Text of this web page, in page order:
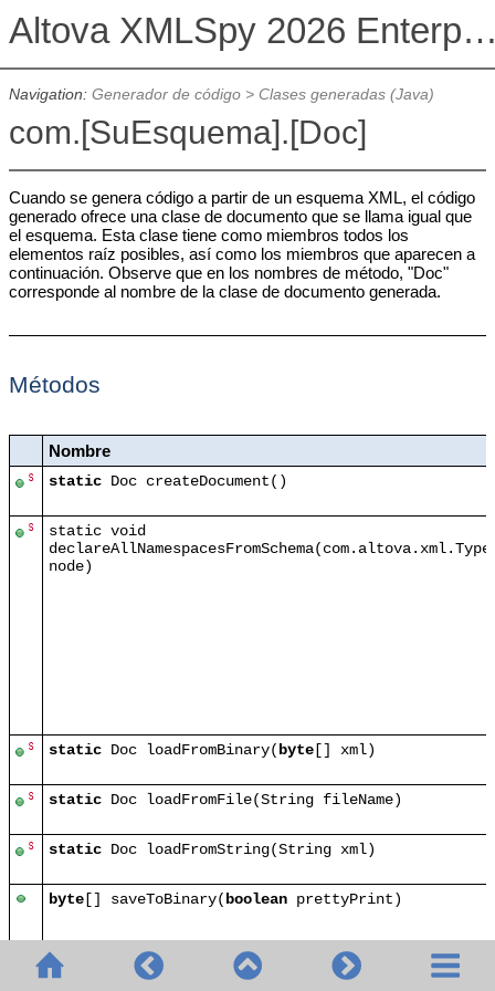
Altova XMLSpy 2026
Navigation: Generador de código> Clases generadas (Java)
com.[SuEsquema].[Doc]
Cuando se genera código a partir de un esquema XML, el código
generado ofrece una clase de documento que se llama igual que
el esquema. Esta clase tiene como miembros todos los
elementos raíz posibles, así como los miembros que aparecen a
continuación. Observe que en los nombres de método, "Doc"
corresponde al nombre de la clase de documento generada.
Métodos
Nombre
static Doc createDocument()
static void
node)
static Doc loadFromBinary( byte [] xml)
static Doc loadFromFile(String fileName)
static Doc loadFromString(String xml)
byte [] saveToBinary( boolean prettyPrint)
byte [] saveToBinary( boolean
prettyPrint, String